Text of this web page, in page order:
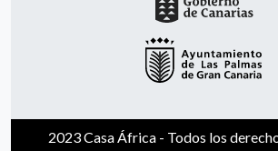
2023 Casa África - Todos los